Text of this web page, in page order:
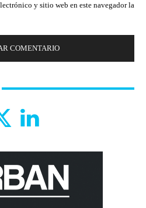
y sitio web en este navegador la